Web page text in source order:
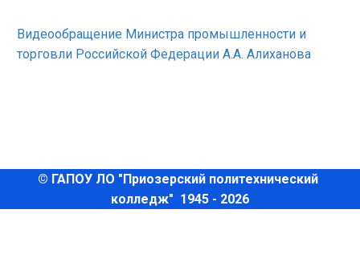
Видеообращение Министра промышленности и
торговли Российской Федерации А.А. Алиханова
© ГАПОУ ЛО "Приозерский политехнический
колледж"  1945 - 2026